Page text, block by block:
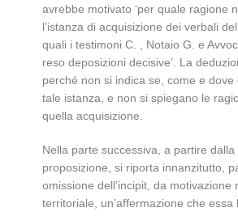
avrebbe motivato ‘per quale ragione
l’istanza di acquisizione dei verbali
quali i testimoni C. , Notaio G. e
reso deposizioni decisive’. La
perché non si indica se, come e
tale istanza, e non si spiegano le
quella acquisizione.
Nella parte successiva, a partire dalla
proposizione, si riporta innanzitutto,
omissione dell’incipit, da motivazione
territoriale, un’affermazione che